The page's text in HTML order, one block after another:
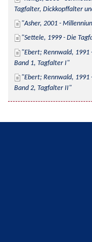
Tagfalter, Dickkopffalter
Asher, 2001 -
Settele, 1999 - Die
Ebert; Rennwald, 1991
Band 1, Tagfalter I
Ebert; Rennwald, 1991
Band 2, Tagfalter II